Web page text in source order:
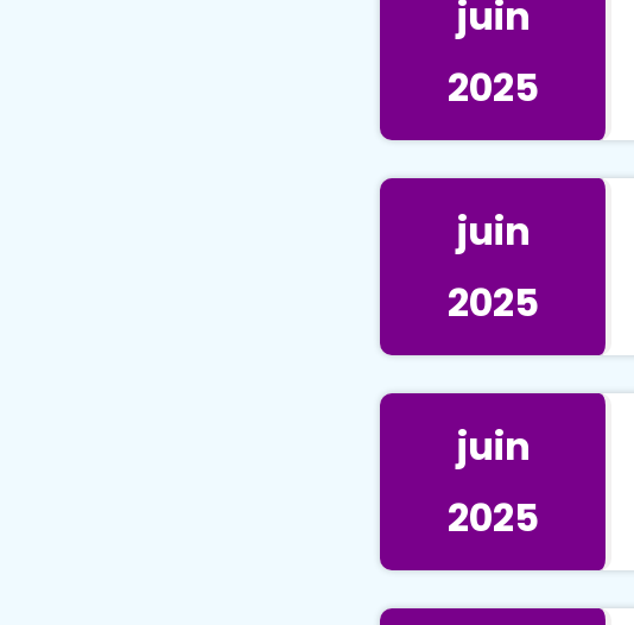
juin
2025
juin
2025
juin
2025